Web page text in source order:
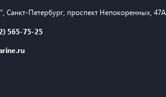
Санкт-Петербург, проспект Непокоренных, 47А
565-75-25